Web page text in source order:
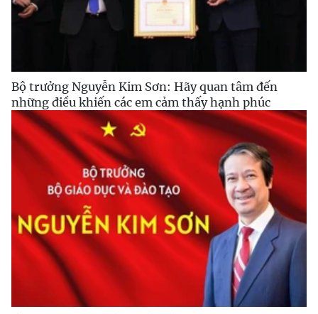
Bộ trưởng Nguyễn Kim Sơn: Hãy quan tâm đến
những điều khiến các em cảm thấy hạnh phúc